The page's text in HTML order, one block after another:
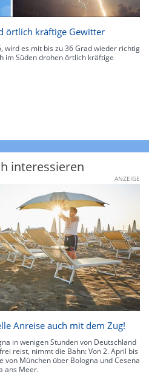
örtlich kräftige Gewitter
wird es mit bis zu 36 Grad wieder richtig
im Süden drohen örtlich kräftige
interessieren
ANZEIGE
Anreise auch mit dem Zug!
in wenigen Stunden von Deutschland
reist, nimmt die Bahn: Von 2. April bis
von München über Bologna und Cesena
ans Meer.